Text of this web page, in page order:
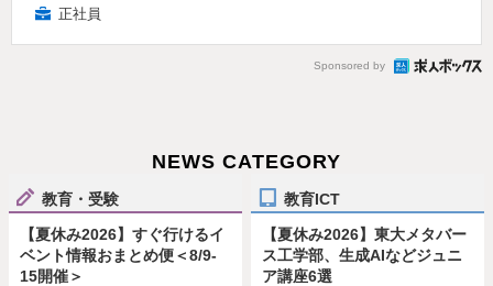
正社員
Sponsored by
NEWS CATEGORY
教育・受験
【夏休み2026】すぐ行けるイ
ベント情報おまとめ便＜8/9-
15開催＞
教育ICT
【夏休み2026】東大メタバー
ス工学部、生成AIなどジュニ
ア講座6選